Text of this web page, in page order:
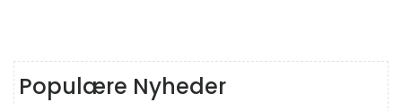
Populære Nyheder